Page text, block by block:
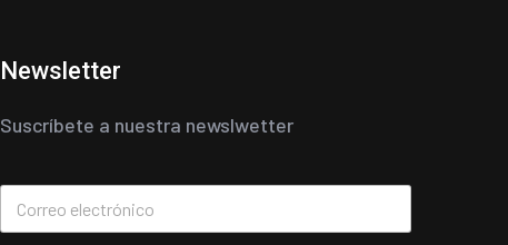
Newsletter
Suscríbete a nuestra newslwetter